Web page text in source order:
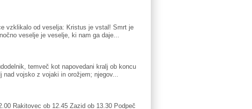
vzklikalo od veselja: Kristus je vstal! Smrt je
veselje je veselje, ki nam ga daje...
temveč kot napovedani kralj ob koncu
nad vojsko z vojaki in orožjem; njegov...
Rakitovec ob 12.45 Zazid ob 13.30 Podpeč